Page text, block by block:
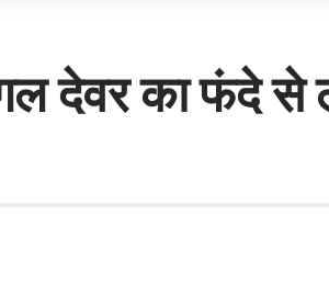
देवर का फंदे